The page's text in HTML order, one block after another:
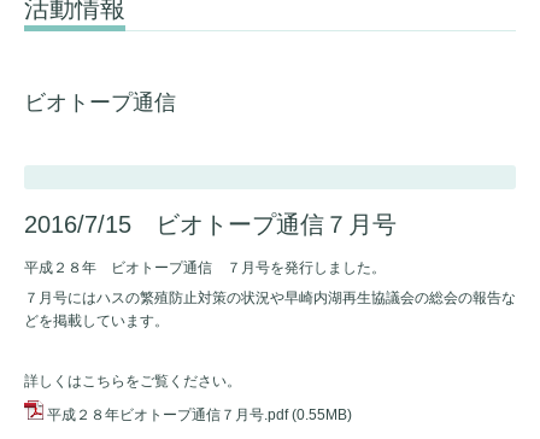
活動情報
ビオトープ通信
2016/7/15 ビオトープ通信７月号
平成２８年 ビオトープ通信 ７月号を発行しました。
７月号にはハスの繁殖防止対策の状況や早崎内湖再生協議会の総会の報告な
どを掲載しています。
詳しくはこちらをご覧ください。
平成２８年ビオトープ通信７月号.pdf (0.55MB)